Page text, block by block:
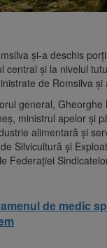
şi-a deschis
central şi la nivelul
de Romsilva şi
general,
ministrul apelor şi
alimentară şi
Silvicultură şi
Federaţiei
de medic